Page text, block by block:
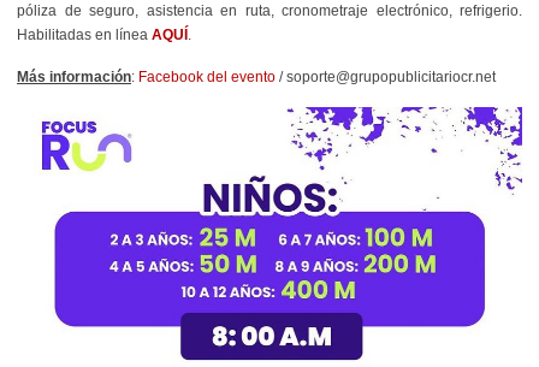
póliza de seguro, asistencia en ruta, cronometraje electrónico, refrigerio.
Habilitadas en línea AQUÍ
Más información: Facebook del evento / soporte@grupopublicitariocr.net